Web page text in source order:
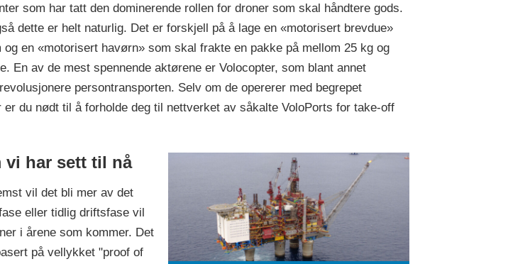
som har tatt den dominerende rollen for droner som skal håndtere gods.
dette er helt naturlig. Det er forskjell på å lage en «motorisert brevdue»
en «motorisert havørn» som skal frakte en pakke på mellom 25 kg og
En av de mest spennende aktørene er Volocopter, som blant annet
persontransporten. Selv om de opererer med begrepet
du nødt til å forholde deg til nettverket av såkalte VoloPorts for take-off
vi har sett til nå
vil det bli mer av det
eller tidlig driftsfase vil
i årene som kommer. Det
på vellykket "proof of